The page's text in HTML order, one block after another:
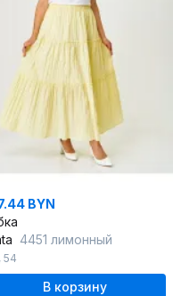
BYN
4451 лимонный
, 54
В корзину